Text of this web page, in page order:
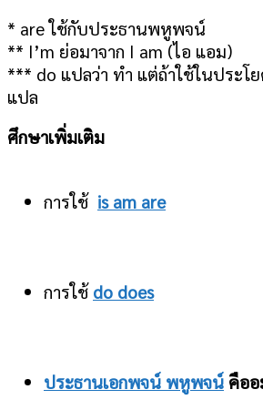
* are ใช้กับประธานพหูพจน์
** I’m ย่อมาจาก I am (ไอ แอม)
*** do แปลว่า ทำ แต่ถ้าใช้ในประโ
แปล
ศึกษาเพิ่มเติม
การใช้ is am are
การใช้ do does
ประธานเอกพจน์ พหูพจน์ คืออ